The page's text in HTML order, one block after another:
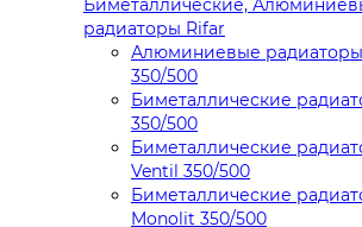
Биметаллические,
радиаторы Rifar
Алюминиевые
350/500
Биметаллические
350/500
Биметаллические
Ventil 350/500
Биметаллические
Monolit 350/500